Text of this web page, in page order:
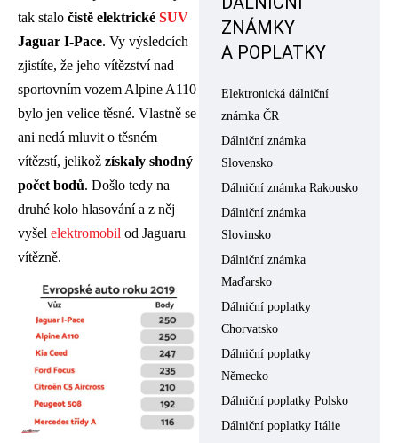
tak stalo čistě elektrické SUV
Jaguar I-Pace. Vy výsledcích
zjistíte, že jeho vítězství nad
sportovním vozem Alpine A110
bylo jen velice těsné. Vlastně se
ani nedá mluvit o těsném
vítězstí, jelikož získaly shodný
počet bodů. Došlo tedy na
druhé kolo hlasování a z něj
vyšel elektromobil od Jaguaru
vítězně.
ZNÁMKY
A POPLATKY
Elektronická dálniční
známka ČR
Dálniční známka
Slovensko
Dálniční známka Rakousko
Dálniční známka
Slovinsko
Dálniční známka
Maďarsko
Dálniční poplatky
Chorvatsko
Dálniční poplatky
Německo
Dálniční poplatky Polsko
Dálniční poplatky Itálie